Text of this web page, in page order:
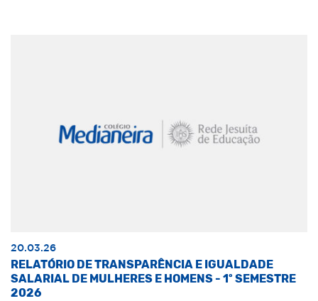
20.03.26
RELATÓRIO DE TRANSPARÊNCIA E IGUALDADE
SALARIAL DE MULHERES E HOMENS - 1º SEMESTRE
2026